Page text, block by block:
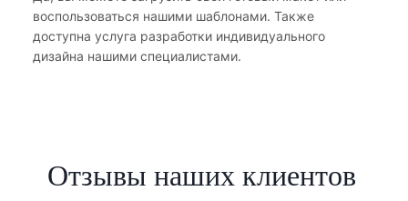
воспользоваться нашими шаблонами. Также
доступна услуга разработки индивидуального
дизайна нашими специалистами.
Отзывы наших клиентов